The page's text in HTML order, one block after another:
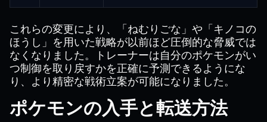
これらの変更により、「ねむりごな」や「キノコの
ほうし」を用いた戦略が以前ほど圧倒的な脅威では
なくなりました。トレーナーは自分のポケモンがい
つ制御を取り戻すかを正確に予測できるようにな
り、より精密な戦術立案が可能になりました。
ポケモンの入手と転送方法